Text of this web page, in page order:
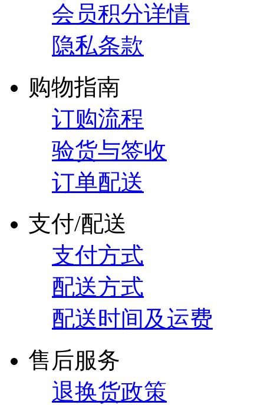
会员积分详情
隐私条款
购物指南
订购流程
验货与签收
订单配送
支付/配送
支付方式
配送方式
配送时间及运费
售后服务
退换货政策